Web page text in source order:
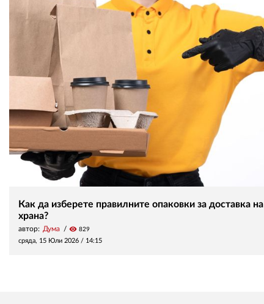
Как да изберете правилните опаковки за доставка на
храна?
автор: Дума visibility 829
сряда, 15 Юли 2026 / 14:15